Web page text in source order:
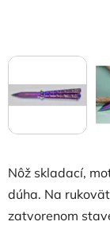
Nôž skladací,
dúha. Na
zatvorenom